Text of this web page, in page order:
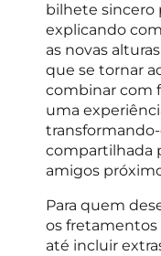
bilhete sincero
explicando
as novas
que se tornar
combinar com
uma
compartilhada
amigos
Para quem
os fretamentos
até incluir